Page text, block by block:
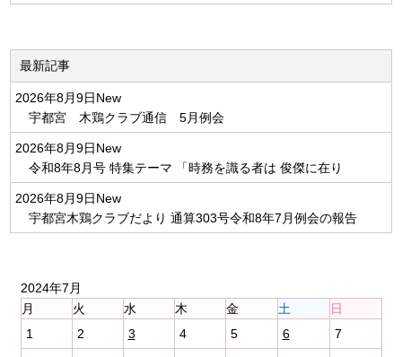
最新記事
2026年8月9日New
宇都宮 木鶏クラブ通信 5月例会
2026年8月9日New
令和8年8月号 特集テーマ 「時務を識る者は 俊傑に在り
2026年8月9日New
宇都宮木鶏クラブだより 通算303号令和8年7月例会の報告
2024年7月
月
火 水 木 金 土
日
1
2 3 4 5 6 7